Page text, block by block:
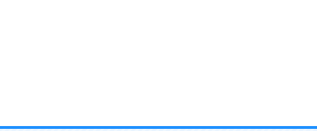
ことが大切。